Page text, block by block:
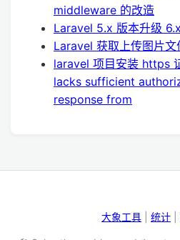
middleware 的改造
Laravel 5.x 版本升级 6.x
Laravel 获取上传图片文
laravel 项目安装 https
lacks sufficient
response from
大象工具 统计